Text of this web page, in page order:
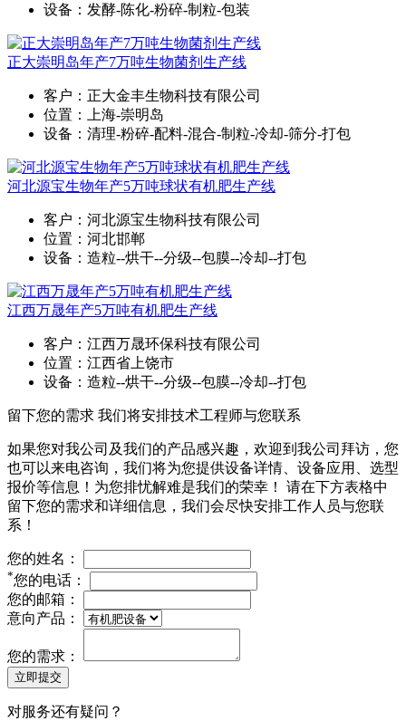
设备：发酵-陈化-粉碎-制粒-包装
正大崇明岛年产7万吨生物菌剂生产线
客户：正大金丰生物科技有限公司
位置：上海-崇明岛
设备：清理-粉碎-配料-混合-制粒-冷却-筛分-打包
河北源宝生物年产5万吨球状有机肥生产线
客户：河北源宝生物科技有限公司
位置：河北邯郸
设备：造粒--烘干--分级--包膜--冷却--打包
江西万晟年产5万吨有机肥生产线
客户：江西万晟环保科技有限公司
位置：江西省上饶市
设备：造粒--烘干--分级--包膜--冷却--打包
留下您的需求 我们将安排技术工程师与您联系
如果您对我公司及我们的产品感兴趣，欢迎到我公司拜访，您
也可以来电咨询，我们将为您提供设备详情、设备应用、选型
报价等信息！为您排忧解难是我们的荣幸！ 请在下方表格中
留下您的需求和详细信息，我们会尽快安排工作人员与您联
系！
您的姓名：
*您的电话：
您的邮箱：
意向产品：
您的需求：
立即提交
对服务还有疑问？